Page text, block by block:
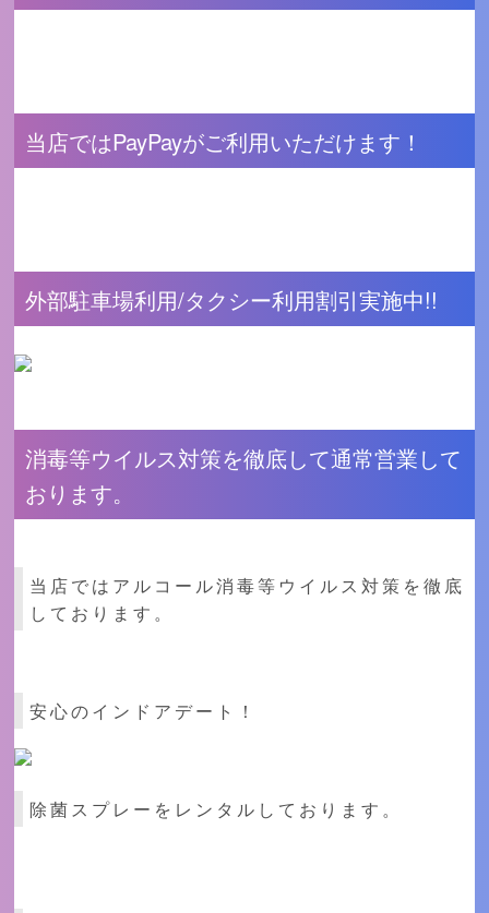
当店ではPayPayがご利用いただけます！
外部駐車場利用/タクシー利用割引実施中!!
消毒等ウイルス対策を徹底して通常営業して
おります。
当店ではアルコール消毒等ウイルス対策を徹底
しております。
安心のインドアデート！
除菌スプレーをレンタルしております。